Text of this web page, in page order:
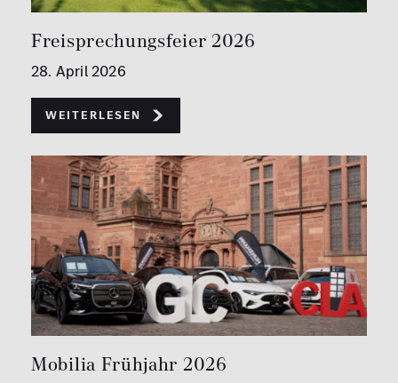
Freisprechungsfeier 2026
28. April 2026
Weiterlesen
Mobilia Frühjahr 2026